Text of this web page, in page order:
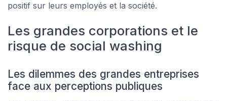
positif sur leurs employés et la société.
Les grandes corporations et le
risque de social washing
Les dilemmes des grandes entreprises
face aux perceptions publiques